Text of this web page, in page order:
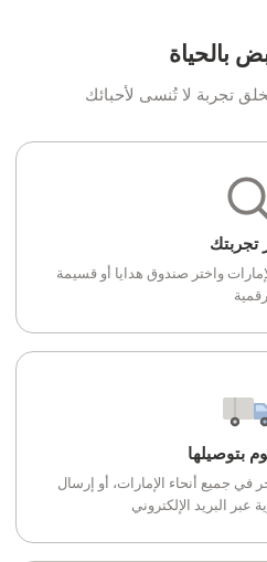
بالحياة
تجربة لا تُنسى لأحبائك
تجربتك
تجربة في الإمارات واختر صندوق هدايا أو قسيمة
رقمية
بتوصيلها
في جميع أنحاء الإمارات، أو إرسال
البريد الإلكتروني